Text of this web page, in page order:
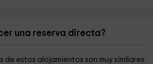
una reserva directa?
estos alojamientos son muy similares.